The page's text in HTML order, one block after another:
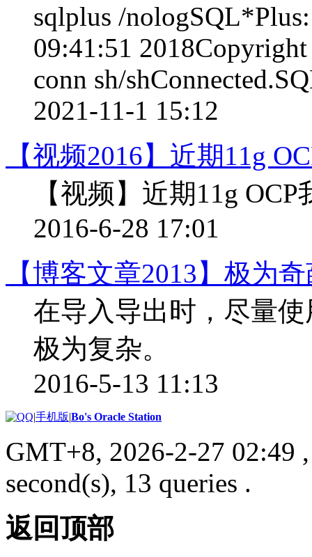
sqlplus /
09:41:51
conn sh/
2021-11-1 15:12
【视频2016】近期11g
【视频】近期11g
2016-6-28 17:01
【博客文章2013】极为
在导入导出时，尽量
极为复杂。
2016-5-13 11:13
|手机版|Bo's Oracle Station
GMT+8, 2026-2-27 02:49
second(s), 13 queries .
返回顶部